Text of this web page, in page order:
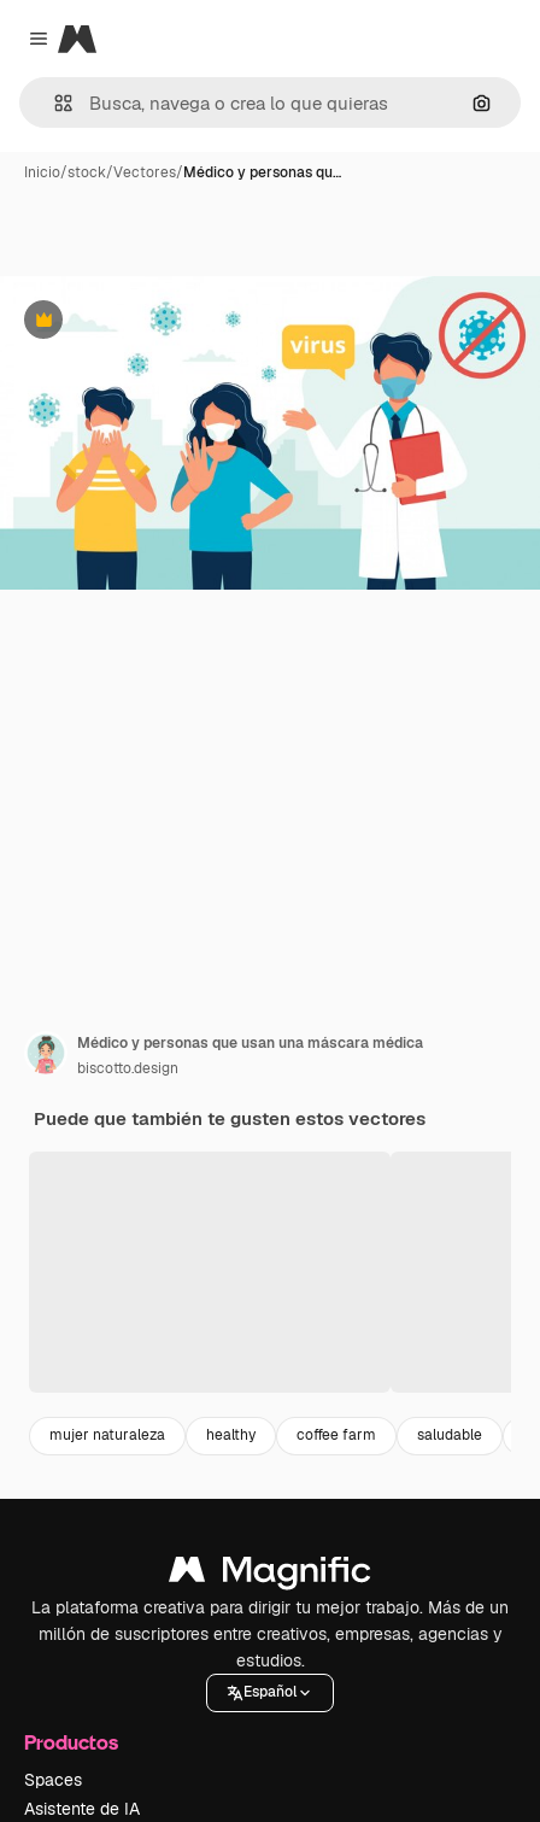
Close menu
Magnific
Inicio/stock/Vectores/Médico y personas qu…
Premium
Médico y personas que usan una máscara médica
biscotto.design
Puede que también te gusten estos vectores
mujer naturaleza healthy coffee farm saludable
La plataforma creativa para dirigir tu mejor trabajo. Más de un
millón de suscriptores entre creativos, empresas, agencias y
estudios.
Español
Productos
Spaces
Asistente de IA